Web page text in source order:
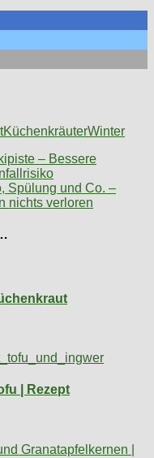
KüchenkräuterWinter
– Bessere
Spülung und Co. –
nichts verloren
| Rezept